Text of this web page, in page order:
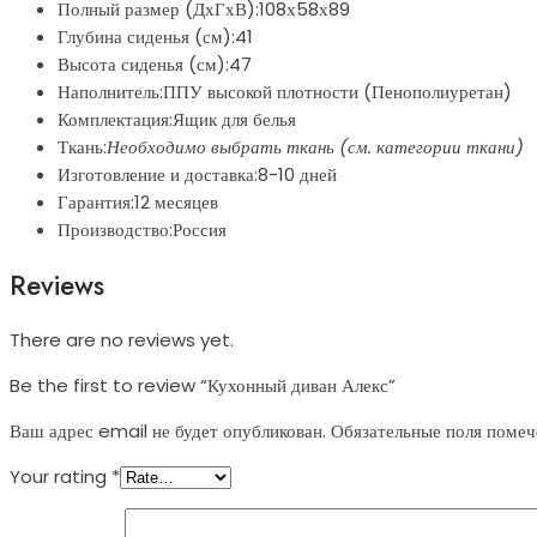
Полный размер (ДхГхВ):108х58х89
Глубина сиденья (см):41
Высота сиденья (см):47
Наполнитель:ППУ высокой плотности (Пенополиуретан)
Комплектация:Ящик для белья
Ткань:Необходимо выбрать ткань (см. категории ткани)
Изготовление и доставка:8-10 дней
Гарантия:12 месяцев
Производство:Россия
Reviews
There are no reviews yet.
Be the first to review “Кухонный диван Алекс”
Ваш адрес email не будет опубликован. Обязательные поля
Your rating *